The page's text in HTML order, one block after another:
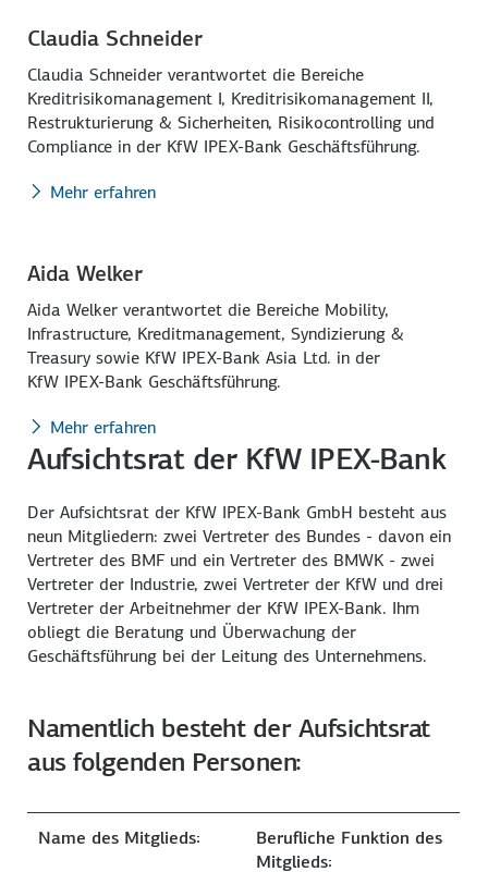
Claudia Schneider
Claudia Schneider verantwortet die Bereiche
Kreditrisikomanagement I, Kreditrisikomanagement II,
Restrukturierung & Sicherheiten, Risikocontrolling und
Compliance in der KfW IPEX-Bank Geschäftsführung.
Mehr erfahren
Aida Welker
Aida Welker verantwortet die Bereiche Mobility,
Infrastructure, Kreditmanagement, Syndizierung &
Treasury sowie KfW IPEX-Bank Asia Ltd. in der
KfW IPEX-Bank Geschäftsführung.
Mehr erfahren
Aufsichtsrat der KfW IPEX-Bank
Der Aufsichtsrat der KfW IPEX-Bank GmbH besteht aus
neun Mitgliedern: zwei Vertreter des Bundes - davon ein
Vertreter des BMF und ein Vertreter des BMWK - zwei
Vertreter der Industrie, zwei Vertreter der KfW und drei
Vertreter der Arbeitnehmer der KfW IPEX-Bank. Ihm
obliegt die Beratung und Überwachung der
Geschäftsführung bei der Leitung des Unternehmens.
Namentlich besteht der Aufsichtsrat
aus folgenden Personen:
Name des Mitglieds:
Berufliche Funktion des
Mitglieds: